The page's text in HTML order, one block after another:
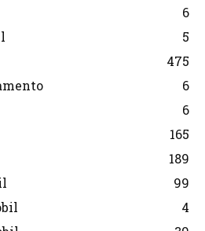
6
5
475
6
6
165
189
99
4